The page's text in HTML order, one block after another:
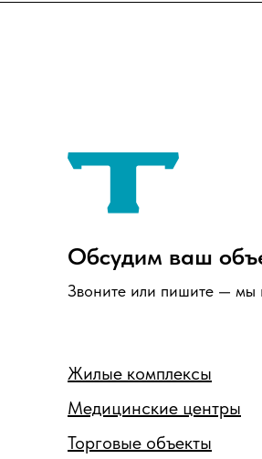
Обсудим ваш
Звоните или пишите — мы
Торговые объекты
Медицинские центры
Жилые комплексы